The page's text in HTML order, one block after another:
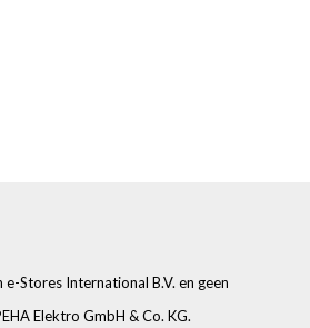
Stores International B.V. en geen
Elektro GmbH & Co. KG.